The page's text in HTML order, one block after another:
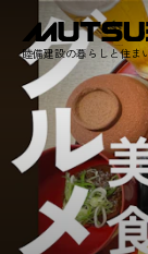
睦備建設の暮らしと住ま